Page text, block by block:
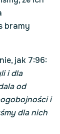
bramy
jak 7:96:
i dla
od
i
dla nich